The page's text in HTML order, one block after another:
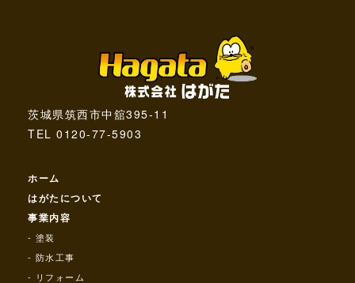
茨城県筑西市中舘395-11
TEL 0120-77-5903
ホーム
はがたについて
事業内容
塗装
防水工事
リフォーム